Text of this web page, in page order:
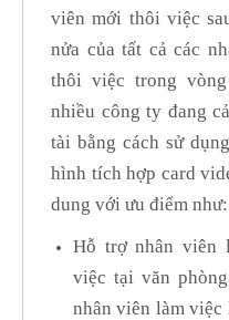
viên mới thôi việc
nửa của tất cả các
thôi việc trong
nhiều công ty đang
tài bằng cách sử
hình tích hợp card
dung với ưu điểm như:
Hỗ trợ nhân viên
việc tại văn
nhân viên làm việc